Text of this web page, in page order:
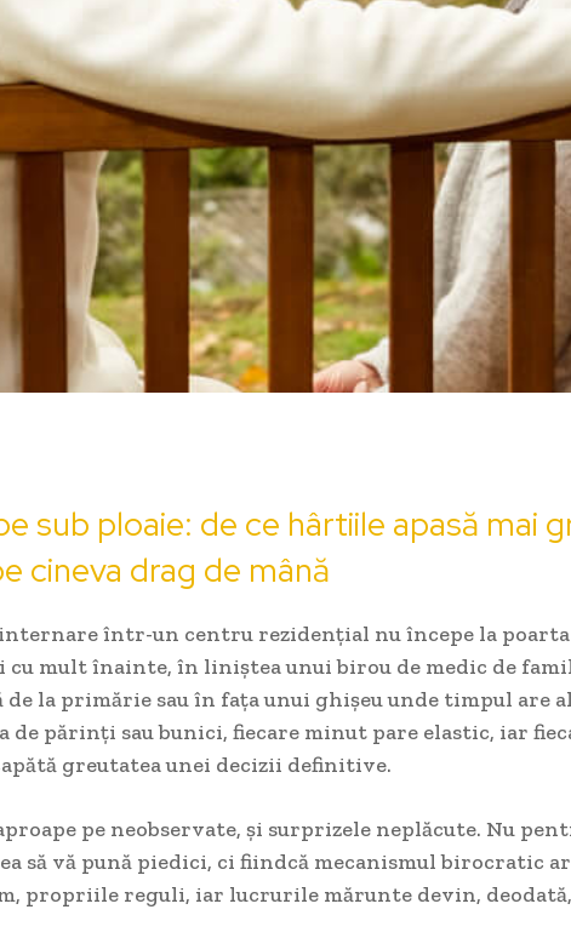
sub ploaie: de ce hârtiile apasă mai
cineva drag de mână
internare într-un centru rezidențial nu începe la poarta
cu mult înainte, în liniștea unui birou de medic de
de la primărie sau în fața unui ghișeu unde timpul are
de părinți sau bunici, fiecare minut pare elastic, iar
greutatea unei decizii definitive.
pe neobservate, și surprizele neplăcute. Nu
să vă pună piedici, ci fiindcă mecanismul birocratic
propriile reguli, iar lucrurile mărunte devin, deodată,